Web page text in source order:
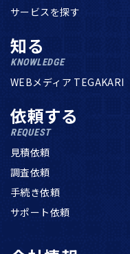
サービスを探す
知る
KNOWLEDGE
WEBメディア TEGAKARI
依頼する
REQUEST
見積依頼
調査依頼
手続き依頼
サポート依頼